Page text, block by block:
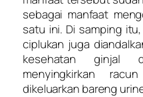
sebagai manfaat
satu ini. Di samping
ciplukan juga
kesehatan ginjal
menyingkirkan
dikeluarkan bareng